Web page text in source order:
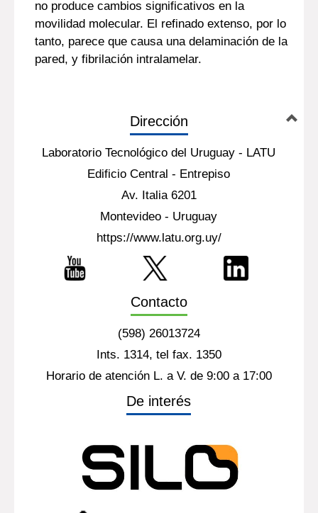
no produce cambios significativos en la
movilidad molecular. El refinado extenso, por lo
tanto, parece que causa una delaminación de la
pared, y fibrilación intralamelar.
Dirección
Laboratorio Tecnológico del Uruguay - LATU
Edificio Central - Entrepiso
Av. Italia 6201
Montevideo - Uruguay
https://www.latu.org.uy/
Contacto
(598) 26013724
Ints. 1314, tel fax. 1350
Horario de atención L. a V. de 9:00 a 17:00
De interés